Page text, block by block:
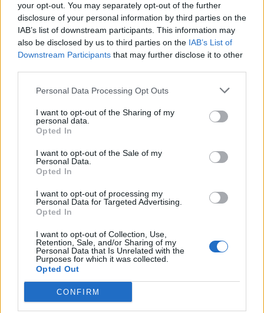
your opt-out. You may separately opt-out of the further
disclosure of your personal information by third parties on the
IAB’s list of downstream participants. This information may
also be disclosed by us to third parties on the IAB’s List of
Downstream Participants that may further disclose it to other
Personal Data Processing Opt Outs
I want to opt-out of the Sharing of my
personal data.
Opted In
I want to opt-out of the Sale of my
Personal Data.
Opted In
I want to opt-out of processing my
Personal Data for Targeted Advertising.
Opted In
I want to opt-out of Collection, Use,
Retention, Sale, and/or Sharing of my
Personal Data that Is Unrelated with the
Purposes for which it was collected.
Opted Out
CONFIRM
Gyvenimas 2024-03-10 05:44
Perspėja keliaujančius lietuvius – sukčiauti
ėmę pavežėjai turi du būdus, kaip išvilioti
daugiau pinigų